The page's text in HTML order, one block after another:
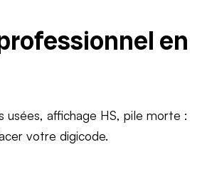
en
usées, affichage HS, pile morte :
votre digicode.